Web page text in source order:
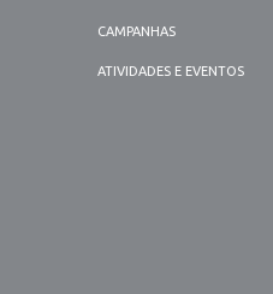
CAMPANHAS
ATIVIDADES E EVENTOS